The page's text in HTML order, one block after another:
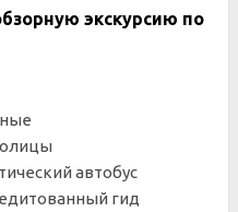
экскурсию по
автобус
гид